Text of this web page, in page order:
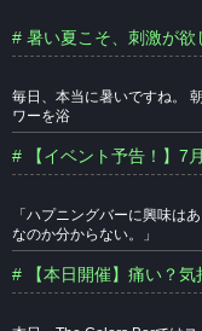
# 暑い夏こそ、刺激が欲
毎日、本当に暑いですね。 朝から汗をかいて、 仕事をして、 家に帰ればシャ
ワーを浴
「ハプニングバーに興味はあるけ
なのか分からない。」